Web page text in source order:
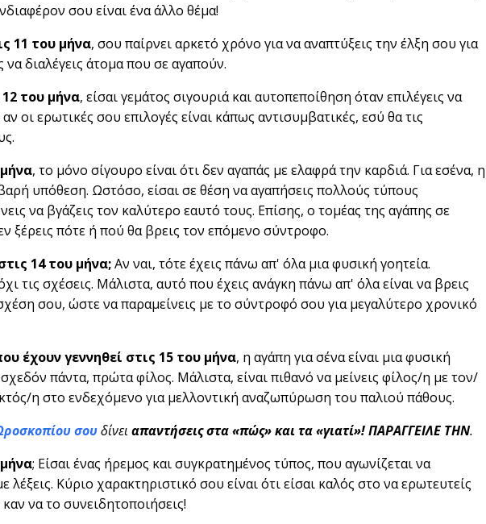
σου είναι ένα άλλο θέμα!
11 του μήνα, σου παίρνει αρκετό χρόνο για να αναπτύξεις την έλξη σου για
να διαλέγεις άτομα που σε αγαπούν.
12 του μήνα, είσαι γεμάτος σιγουριά και αυτοπεποίθηση όταν επιλέγεις να
οι ερωτικές σου επιλογές είναι κάπως αντισυμβατικές, εσύ θα τις
, το μόνο σίγουρο είναι ότι δεν αγαπάς με ελαφρά την καρδιά. Για εσένα, η
υπόθεση. Ωστόσο, είσαι σε θέση να αγαπήσεις πολλούς τύπους
να βγάζεις τον καλύτερο εαυτό τους. Επίσης, ο τομέας της αγάπης σε
ξέρεις πότε ή πού θα βρεις τον επόμενο σύντροφο.
14 του μήνα;Αν ναι, τότε έχεις πάνω απ' όλα μια φυσική γοητεία.
τις σχέσεις. Μάλιστα, αυτό που έχεις ανάγκη πάνω απ' όλα είναι να βρεις
σου, ώστε να παραμείνεις με το σύντροφό σου για μεγαλύτερο χρονικό
έχουν γεννηθεί στις 15 του μήνα, η αγάπη για σένα είναι μια φυσική
σχεδόν πάντα, πρώτα φίλος. Μάλιστα, είναι πιθανό να μείνεις φίλος/η με τον/
η στο ενδεχόμενο για μελλοντική αναζωπύρωση του παλιού πάθους.
σουδίνει απαντήσεις στα «πώς» και τα «γιατί»! ΠΑΡΑΓΓΕΙΛΕ ΤΗΝ.
; Είσαι ένας ήρεμος και συγκρατημένος τύπος, που αγωνίζεται να
λέξεις. Κύριο χαρακτηριστικό σου είναι ότι είσαι καλός στο να ερωτευτείς
να το συνειδητοποιήσεις!